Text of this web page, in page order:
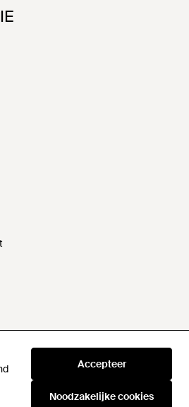
Accepteer
Noodzakelijke cookies